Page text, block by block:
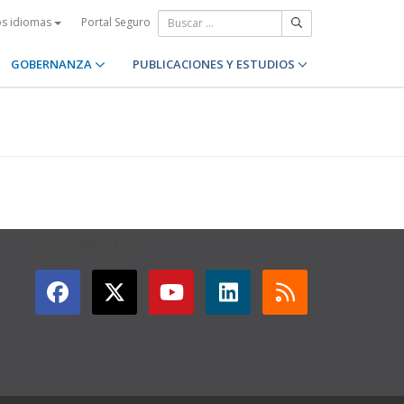
idiomas Portal Seguro
GOBERNANZA PUBLICACIONES Y ESTUDIOS